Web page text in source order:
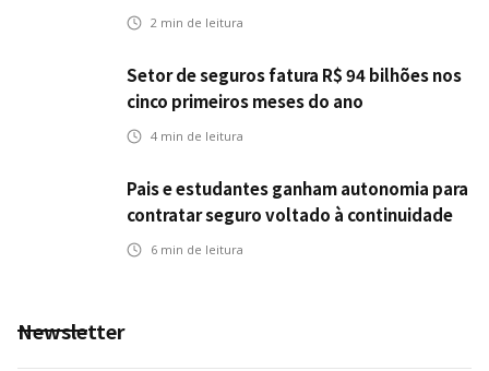
semestre
2 min de leitura
Setor de seguros fatura R$ 94 bilhões nos
cinco primeiros meses do ano
4 min de leitura
Pais e estudantes ganham autonomia para
contratar seguro voltado à continuidade
dos estudos
6 min de leitura
Newsletter